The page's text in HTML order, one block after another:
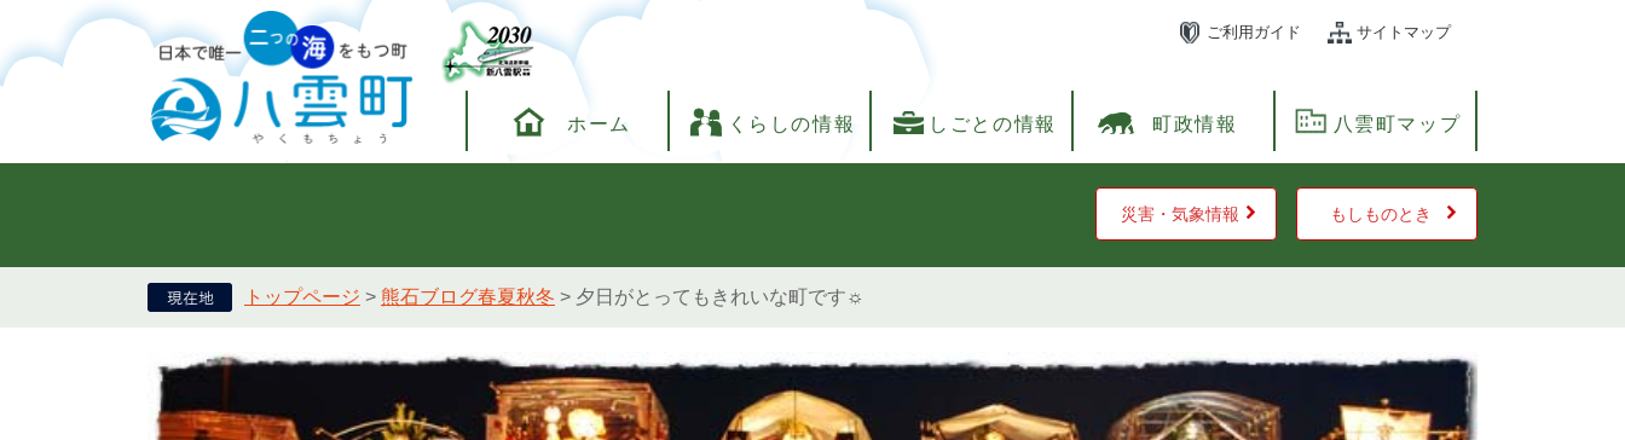
ご利用ガイド サイトマップ
ホーム くらしの情報 しごとの情報 町政情報 八雲町マップ
災害・気象情報 もしものとき
トップページ > 熊石ブログ春夏秋冬 > 夕日がとってもきれいな町です☼